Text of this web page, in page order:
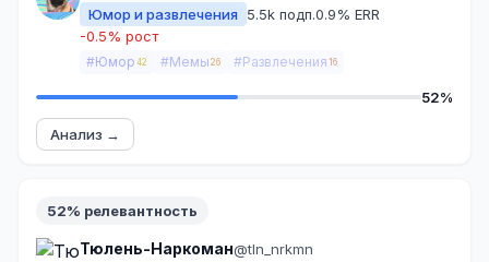
Юмор и развлечения
5.5k подп.0.9% ERR
-0.5% рост
#Юмор 42 #Мемы 26 #Развлечения 16
52%
Анализ →
52% релевантность
Тюлень-Наркоман@tln_nrkmn